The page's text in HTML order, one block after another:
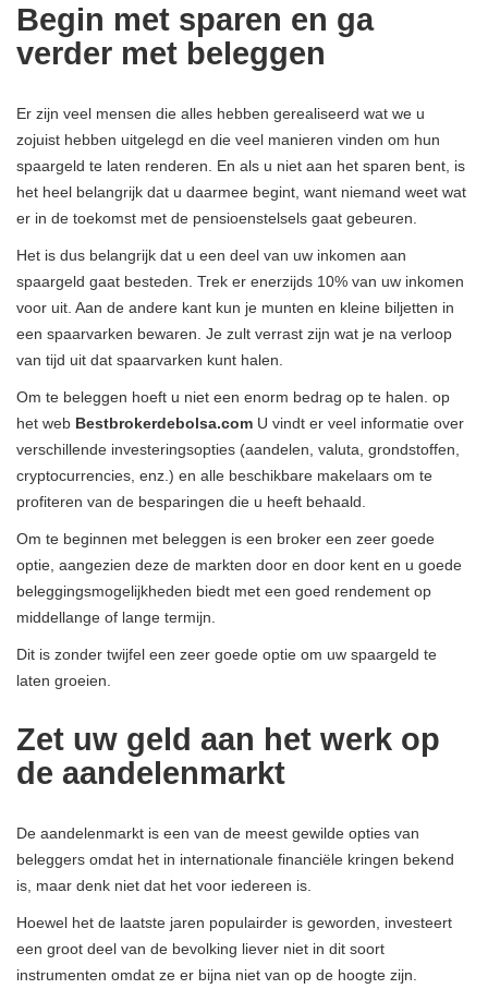
Begin met sparen en ga
verder met beleggen
Er zijn veel mensen die alles hebben gerealiseerd wat we u
zojuist hebben uitgelegd en die veel manieren vinden om hun
spaargeld te laten renderen. En als u niet aan het sparen bent, is
het heel belangrijk dat u daarmee begint, want niemand weet wat
er in de toekomst met de pensioenstelsels gaat gebeuren.
Het is dus belangrijk dat u een deel van uw inkomen aan
spaargeld gaat besteden. Trek er enerzijds 10% van uw inkomen
voor uit. Aan de andere kant kun je munten en kleine biljetten in
een spaarvarken bewaren. Je zult verrast zijn wat je na verloop
van tijd uit dat spaarvarken kunt halen.
Om te beleggen hoeft u niet een enorm bedrag op te halen. op
het web Bestbrokerdebolsa.com U vindt er veel informatie over
verschillende investeringsopties (aandelen, valuta, grondstoffen,
cryptocurrencies, enz.) en alle beschikbare makelaars om te
profiteren van de besparingen die u heeft behaald.
Om te beginnen met beleggen is een broker een zeer goede
optie, aangezien deze de markten door en door kent en u goede
beleggingsmogelijkheden biedt met een goed rendement op
middellange of lange termijn.
Dit is zonder twijfel een zeer goede optie om uw spaargeld te
laten groeien.
Zet uw geld aan het werk op
de aandelenmarkt
De aandelenmarkt is een van de meest gewilde opties van
beleggers omdat het in internationale financiële kringen bekend
is, maar denk niet dat het voor iedereen is.
Hoewel het de laatste jaren populairder is geworden, investeert
een groot deel van de bevolking liever niet in dit soort
instrumenten omdat ze er bijna niet van op de hoogte zijn.